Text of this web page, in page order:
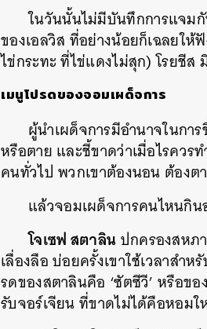
ในวันนั้นไม่มีบันทึกการแจม
ของเอลวิส ที่อย่างน้อยก็เฉลยให้
ไข่กระทะ ที่ไข่แดงไม่สุก) โรยชี
เมนูโปรดของจอมเผด็จการ
ผู้นำเผด็จการมีอำนาจในกา
หรือตาย และชี้ขาดว่าเมื่อไรคว
คนทั่วไป พวกเขาต้องนอน ต้อง
แล้วจอมเผด็จการคนไหนกิน
โจเซฟ สตาลินปกครองสหภ
เลื่องลือ บ่อยครั้งเขาใช้เวลาสำ
รดของสตาลินคือ ‘ซัตซีวี’ หรือข
รับจอร์เจียน ที่ขาดไม่ได้คือหอม